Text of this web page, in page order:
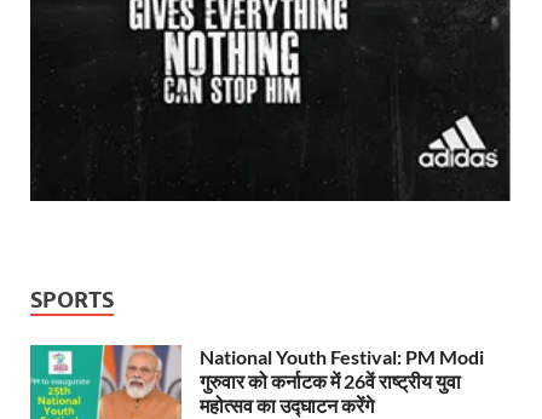
SPORTS
National Youth Festival: PM Modi
गुरुवार को कर्नाटक में 26वें राष्ट्रीय युवा
महोत्सव का उद्घाटन करेंगे